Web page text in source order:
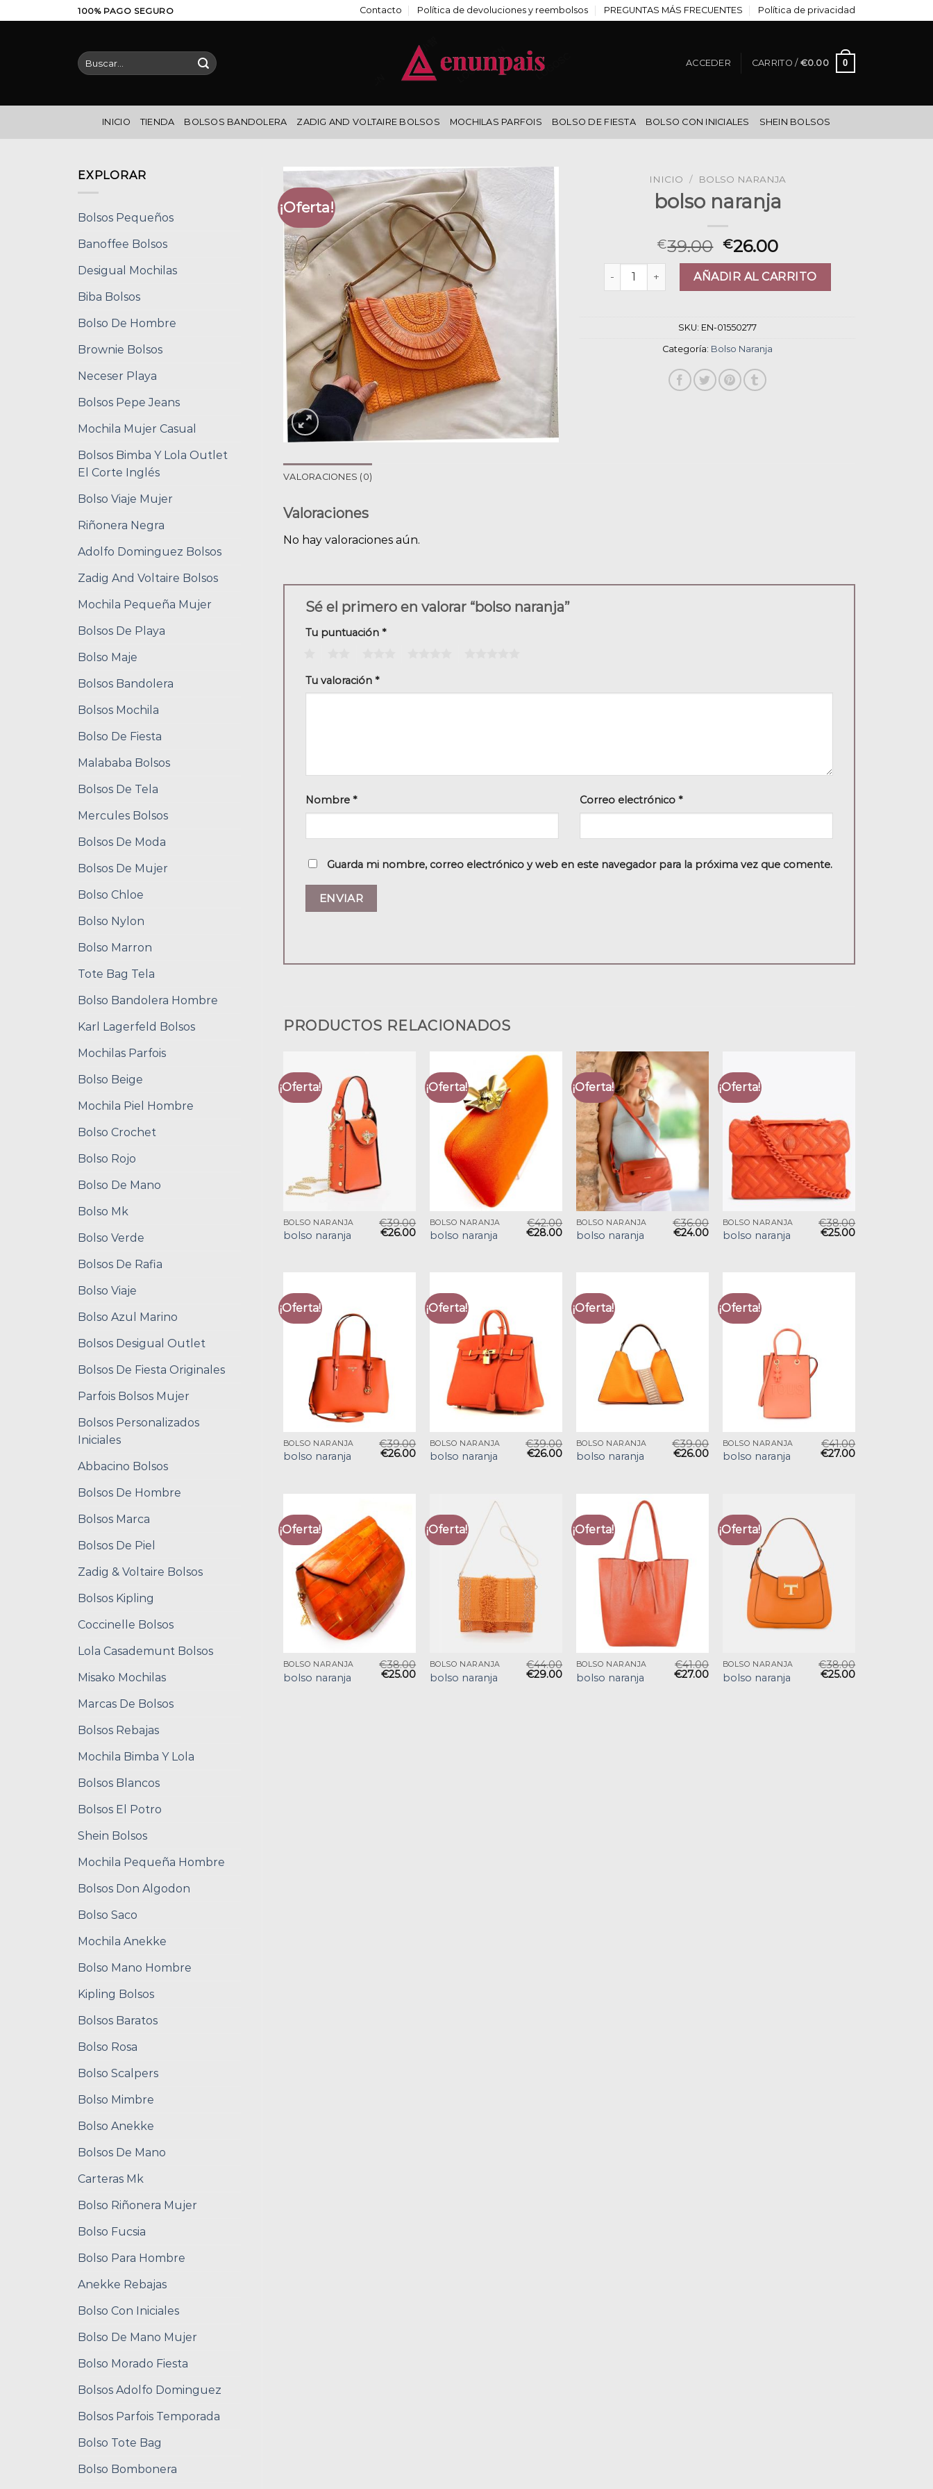
al
100% PAGO SEGURO Contacto Política de devoluciones y reembolsos PREGUNTAS MÁS FRECUENTES Política de privacidad
Buscar
por:
ACCEDER CARRITO / €0.00 0
INICIO TIENDA BOLSOS BANDOLERA ZADIG AND VOLTAIRE BOLSOS MOCHILAS PARFOIS BOLSO DE FIESTA BOLSO CON INICIALES SHEIN BOLSOS
EXPLORAR
Bolsos Pequeños
Banoffee Bolsos
Desigual Mochilas
Biba Bolsos
Bolso De Hombre
Brownie Bolsos
Neceser Playa
Bolsos Pepe Jeans
Mochila Mujer Casual
Bolsos Bimba Y Lola Outlet
El Corte Inglés
Bolso Viaje Mujer
Riñonera Negra
Adolfo Dominguez Bolsos
Zadig And Voltaire Bolsos
Mochila Pequeña Mujer
Bolsos De Playa
Bolso Maje
Bolsos Bandolera
Bolsos Mochila
Bolso De Fiesta
Malababa Bolsos
Bolsos De Tela
Mercules Bolsos
Bolsos De Moda
Bolsos De Mujer
Bolso Chloe
Bolso Nylon
Bolso Marron
Tote Bag Tela
Bolso Bandolera Hombre
Karl Lagerfeld Bolsos
Mochilas Parfois
Bolso Beige
Mochila Piel Hombre
Bolso Crochet
Bolso Rojo
Bolso De Mano
Bolso Mk
Bolso Verde
Bolsos De Rafia
Bolso Viaje
Bolso Azul Marino
Bolsos Desigual Outlet
Bolsos De Fiesta Originales
Parfois Bolsos Mujer
Bolsos Personalizados
Iniciales
Abbacino Bolsos
Bolsos De Hombre
Bolsos Marca
Bolsos De Piel
Zadig & Voltaire Bolsos
Bolsos Kipling
Coccinelle Bolsos
Lola Casademunt Bolsos
Misako Mochilas
Marcas De Bolsos
Bolsos Rebajas
Mochila Bimba Y Lola
Bolsos Blancos
Bolsos El Potro
Shein Bolsos
Mochila Pequeña Hombre
Bolsos Don Algodon
Bolso Saco
Mochila Anekke
Bolso Mano Hombre
Kipling Bolsos
Bolsos Baratos
Bolso Rosa
Bolso Scalpers
Bolso Mimbre
Bolso Anekke
Bolsos De Mano
Carteras Mk
Bolso Riñonera Mujer
Bolso Fucsia
Bolso Para Hombre
Anekke Rebajas
Bolso Con Iniciales
Bolso De Mano Mujer
Bolso Morado Fiesta
Bolsos Adolfo Dominguez
Bolsos Parfois Temporada
Bolso Tote Bag
Bolso Bombonera
¡Oferta!
INICIO / BOLSO NARANJA
bolso naranja
€39.00 €26.00
bolso naranja cantidadAÑADIR AL CARRITO
SKU: EN-01550277
Categoría: Bolso Naranja
VALORACIONES (0)
Valoraciones
No hay valoraciones aún.
Sé el primero en valorar “bolso naranja”
Tu puntuación *
Tu valoración *
Nombre * Correo electrónico *
Guarda mi nombre, correo electrónico y web en este navegador para la próxima vez que comente.
PRODUCTOS RELACIONADOS
¡Oferta!
BOLSO NARANJA
bolso naranja
€39.00
€26.00
¡Oferta!
BOLSO NARANJA
bolso naranja
€42.00
€28.00
¡Oferta!
BOLSO NARANJA
bolso naranja
€36.00
€24.00
¡Oferta!
BOLSO NARANJA
bolso naranja
€38.00
€25.00
¡Oferta!
BOLSO NARANJA
bolso naranja
€39.00
€26.00
¡Oferta!
BOLSO NARANJA
bolso naranja
€39.00
€26.00
¡Oferta!
BOLSO NARANJA
bolso naranja
€39.00
€26.00
¡Oferta!
BOLSO NARANJA
bolso naranja
€41.00
€27.00
¡Oferta!
BOLSO NARANJA
bolso naranja
€38.00
€25.00
¡Oferta!
BOLSO NARANJA
bolso naranja
€44.00
€29.00
¡Oferta!
BOLSO NARANJA
bolso naranja
€41.00
€27.00
¡Oferta!
BOLSO NARANJA
bolso naranja
€38.00
€25.00